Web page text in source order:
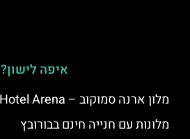
איפה לישון?
מלון ארנה סמוקוב – Hotel Arena (ליד בורובץ)
מלונות עם חנייה חינם בבורובץ